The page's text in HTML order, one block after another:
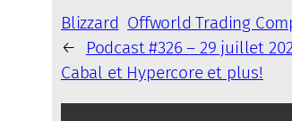
Blizzard Offworld Trading
←
Podcast #326 – 29 juillet
Cabal et Hypercore et plus!